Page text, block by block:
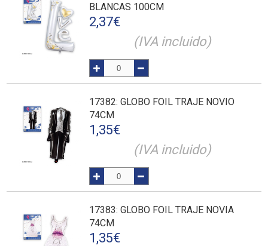
BLANCAS 100CM
2,37€
(IVA incluido)
17382: GLOBO FOIL TRAJE NOVIO
74CM
1,35€
(IVA incluido)
17383: GLOBO FOIL TRAJE NOVIA
74CM
1,35€